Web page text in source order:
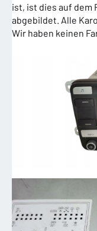
ist, ist dies auf dem
abgebildet. Alle
Wir haben keinen